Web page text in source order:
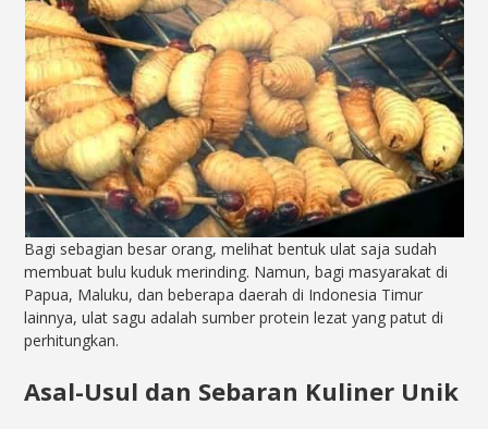
Bagi sebagian besar orang, melihat bentuk ulat saja sudah
membuat bulu kuduk merinding. Namun, bagi masyarakat di
Papua, Maluku, dan beberapa daerah di Indonesia Timur
lainnya, ulat sagu adalah sumber protein lezat yang patut di
perhitungkan.
Asal-Usul dan Sebaran Kuliner Unik